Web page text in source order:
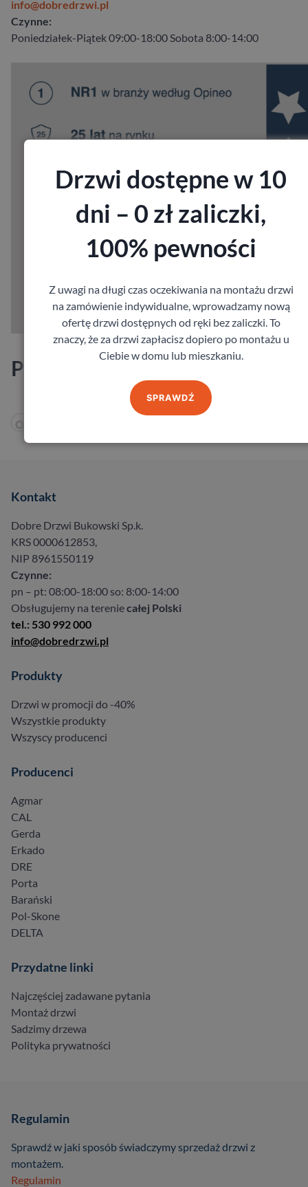
info@dobredrzwi.pl
Czynne:
Poniedziałek-Piątek 09:00-18:00 Sobota 8:00-14:00
Producenci
Kontakt
Dobre Drzwi Bukowski Sp.k.
KRS 0000612853,
NIP 8961550119
Czynne:
pn – pt: 08:00-18:00 so: 8:00-14:00
Obsługujemy na tereniecałej Polski
tel.: 530 992 000
info@dobredrzwi.pl
Produkty
Drzwi w promocji do -40%
Wszystkie produkty
Wszyscy producenci
Producenci
Agmar
CAL
Gerda
Erkado
DRE
Porta
Barański
Pol-Skone
DELTA
Przydatne linki
Najczęściej zadawane pytania
Montaż drzwi
Sadzimy drzewa
Polityka prywatności
Regulamin
Sprawdź w jaki sposób świadczymy sprzedaż drzwi z
montażem.
Regulamin
Drzwi dostępne w 10
dni – 0 zł zaliczki,
100% pewności
Z uwagi na długi czas oczekiwania na montażu drzwi
na zamówienie indywidualne, wprowadzamy nową
ofertę drzwi dostępnych od ręki bez zaliczki. To
znaczy, że za drzwi zapłacisz dopiero po montażu u
Ciebie w domu lub mieszkaniu.
SPRAWDŹ